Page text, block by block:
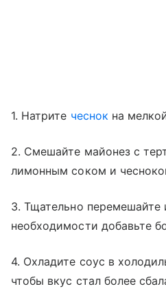
1. Натрите чеснок на
2. Смешайте майонез с
лимонным соком и
3. Тщательно перемешайте
необходимости добавьте
4. Охладите соус в
чтобы вкус стал более